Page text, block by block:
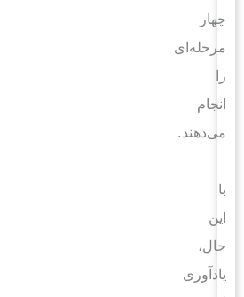
چهار
مرحله‌ای
انجام
می‌دهند.
حال،
یادآوری